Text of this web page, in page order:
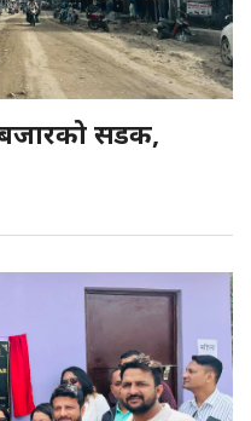
बजारको सडक,